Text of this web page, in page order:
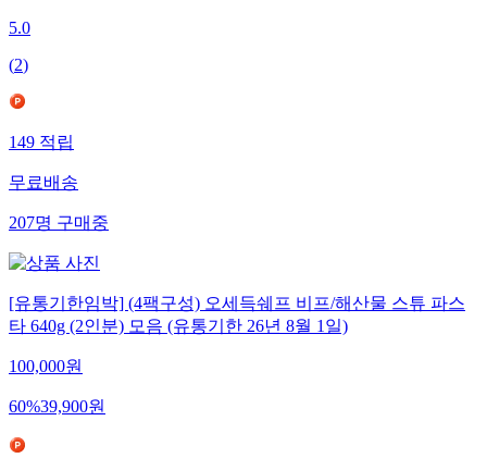
5.0
(2)
149 적립
무료배송
207명 구매중
[유통기한임박] (4팩구성) 오세득쉐프 비프/해산물 스튜 파스
타 640g (2인분) 모음 (유통기한 26년 8월 1일)
100,000원
60%39,900원